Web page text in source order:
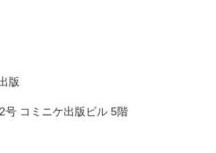
版
号 コミニケ出版ビル 5階